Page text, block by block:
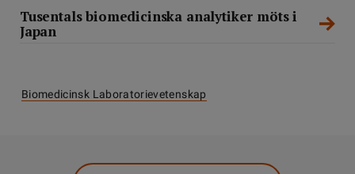
Tusentals biomedicinska analytiker möts i
Japan
Biomedicinsk Laboratorievetenskap